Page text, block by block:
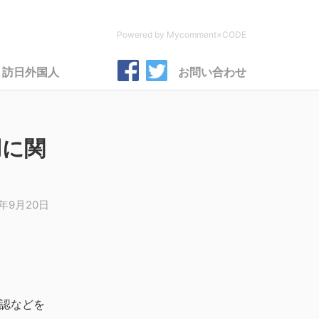
Powered by Mycomment×CODE
訪日外国人 お問い合わせ
関
9月20日
などを